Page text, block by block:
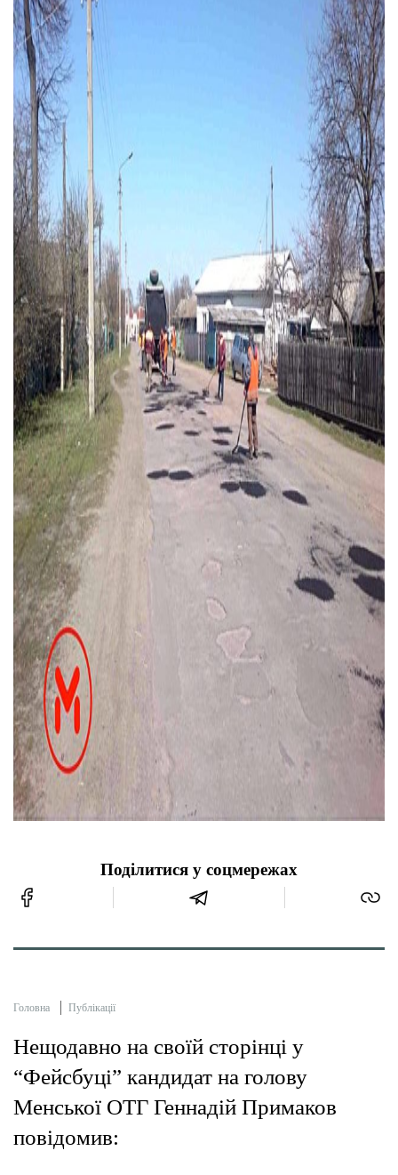
Поділитися у соцмережах
Головна Публікації
Нещодавно на своїй сторінці у
“Фейсбуці” кандидат на голову
Менської ОТГ Геннадій Примаков
повідомив: